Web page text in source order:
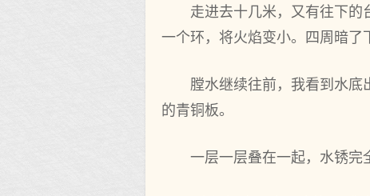
走进去十几米，又有往下的
一个环，将火焰变小。四周暗了
膛水继续往前，我看到水
的青铜板。
一层一层叠在一起，水锈完